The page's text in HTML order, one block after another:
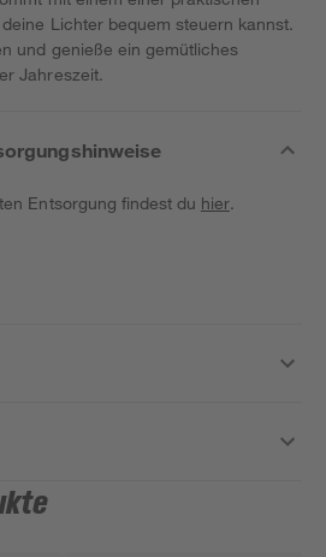
Lichter bequem steuern kannst.
und genieße ein gemütliches
Jahreszeit.
Entsorgung findest du hier.